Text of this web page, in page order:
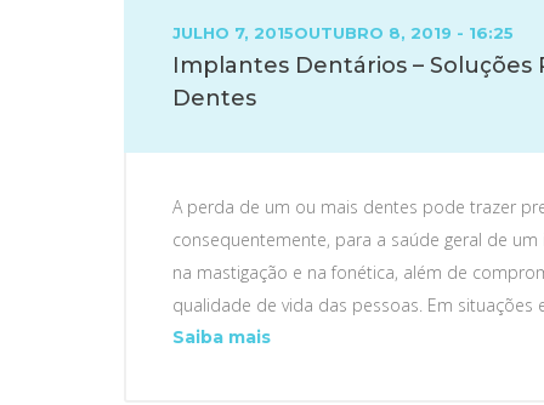
POSTED
JULHO 7, 2015OUTUBRO 8, 2019 - 16:25
Implantes Dentários – Soluções
Dentes
A perda de um ou mais dentes pode trazer
consequentemente, para a saúde geral de
na mastigação e na fonética, além de
qualidade de vida das pessoas. Em situações
Saiba maisImplantes